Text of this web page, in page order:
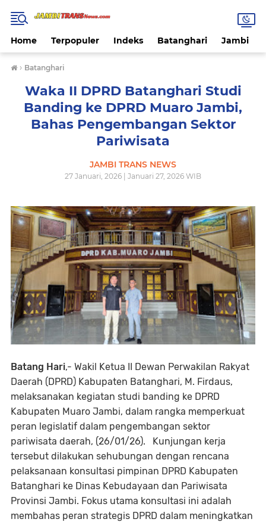
Home Terpopuler Indeks Batanghari Jambi
› Batanghari
Waka II DPRD Batanghari Studi
Banding ke DPRD Muaro Jambi,
Bahas Pengembangan Sektor
Pariwisata
JAMBI TRANS NEWS
27 Januari, 2026 | Januari 27, 2026 WIB
Batang Hari,- Wakil Ketua II Dewan Perwakilan Rakyat
Daerah (DPRD) Kabupaten Batanghari, M. Firdaus,
melaksanakan kegiatan studi banding ke DPRD
Kabupaten Muaro Jambi, dalam rangka memperkuat
peran legislatif dalam pengembangan sektor
pariwisata daerah, (26/01/26). Kunjungan kerja
tersebut dilakukan sehubungan dengan rencana
pelaksanaan konsultasi pimpinan DPRD Kabupaten
Batanghari ke Dinas Kebudayaan dan Pariwisata
Provinsi Jambi. Fokus utama konsultasi ini adalah
membahas peran strategis DPRD dalam meningkatkan